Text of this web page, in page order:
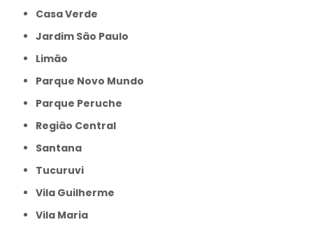
Casa Verde
Jardim São Paulo
Limão
Parque Novo Mundo
Parque Peruche
Região Central
Santana
Tucuruvi
Vila Guilherme
Vila Maria